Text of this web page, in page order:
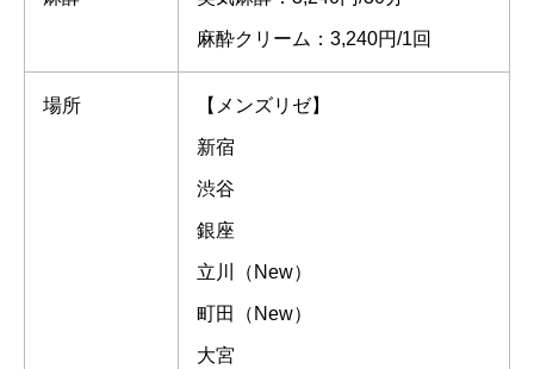
麻酔クリーム：3,240円/1回
場所 【メンズリゼ】
新宿
渋谷
銀座
立川（New）
町田（New）
大宮